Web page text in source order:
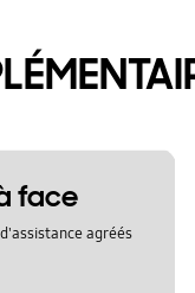
face
agréés